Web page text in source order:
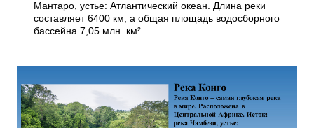
Мантаро, устье: Атлантический океан. Длина реки
составляет 6400 км, а общая площадь водосборного
бассейна 7,05 млн. км².